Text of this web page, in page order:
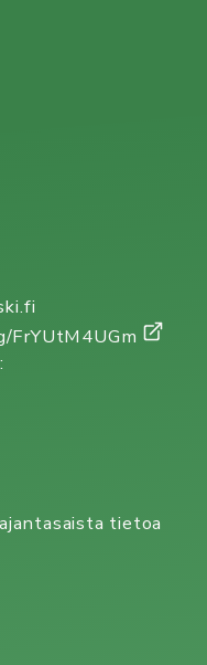
FrYUtM4UGm
tietoa